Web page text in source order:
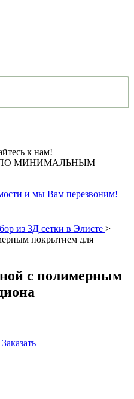
к нам!
ПО МИНИМАЛЬНЫМ
и мы Вам перезвоним!
из 3Д сетки в Элисте >
покрытием для
с полимерным
Заказать